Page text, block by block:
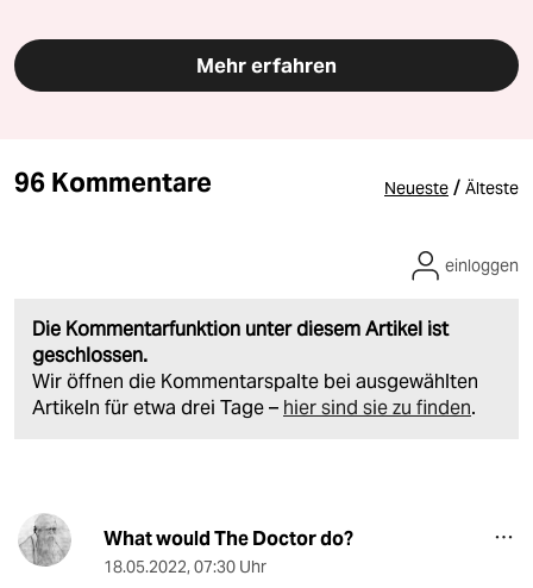
Mehr erfahren
96 Kommentare Neueste / Älteste
Die Kommentarfunktion unter diesem Artikel ist
geschlossen.
Wir öffnen die Kommentarspalte bei ausgewählten
Artikeln für etwa drei Tage – hier sind sie zu finden.
einloggen
What would The Doctor do?
18.05.2022, 07:30 Uhr